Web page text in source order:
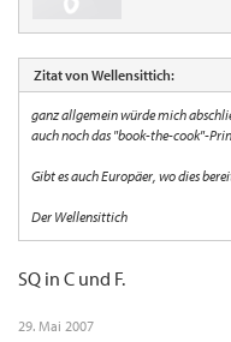
Zitat von Wellensittich:
ganz allgemein würde mich
auch noch das "book-the-cook"-
Gibt es auch Europäer, wo dies
Der Wellensittich
SQ in C und F.
29. Mai 2007